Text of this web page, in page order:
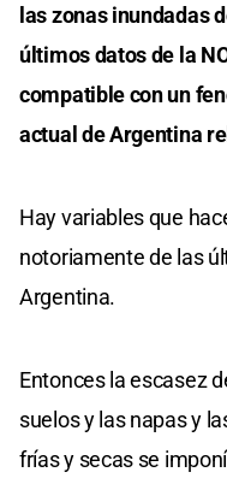
las zonas inundadas
últimos datos de la
compatible con un
actual de Argentina
Hay variables que
notoriamente de las
Argentina.
Entonces la escasez
suelos y las napas y
frías y secas se